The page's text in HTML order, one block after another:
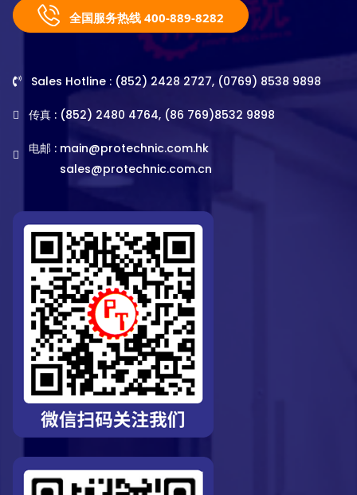
全国服务热线 400-889-8282
Sales Hotline : (852) 2428 2727, (0769) 8538 9898
传真 : (852) 2480 4764, (86 769)8532 9898
电邮 : main@protechnic.com.hk
sales@protechnic.com.cn